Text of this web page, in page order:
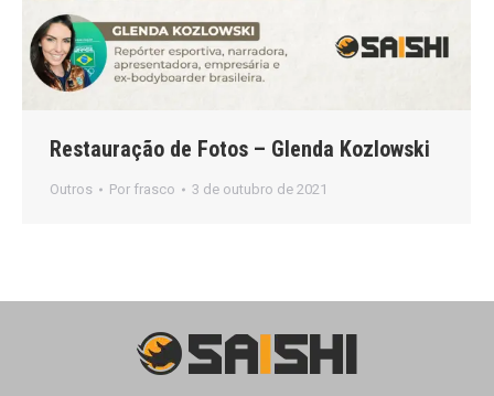
Restauração de Fotos – Glenda Kozlowski
Outros Por frasco 3 de outubro de 2021